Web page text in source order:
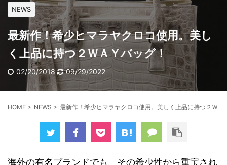
NEWS
最新作！希少ヒマラヤクロコ使用。美し
く上品に持つ２ＷＡＹバッグ！
02/20/2018 09/29/2022
HOME > NEWS > 最新作！希少ヒマラヤクロコ使用。美しく上品に持つ２ＷＡ
海外の有名ブランドでも、その希少性から重宝され